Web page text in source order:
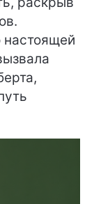
настоящей